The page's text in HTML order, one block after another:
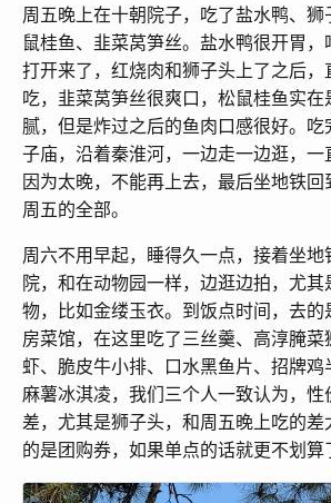
周五晚上在十朝院子，吃了盐水鸭、狮
鼠桂鱼、韭菜莴笋丝。盐水鸭很开胃，
打开来了，红烧肉和狮子头上了之后，
吃，韭菜莴笋丝很爽口，松鼠桂鱼实
腻，但是炸过之后的鱼肉口感很好。吃
子庙，沿着秦淮河，一边走一边逛，一
因为太晚，不能再上去，最后坐地铁回
周五的全部。
周六不用早起，睡得久一点，接着坐地
院，和在动物园一样，边逛边拍，尤
物，比如金缕玉衣。到饭点时间，去的
房菜馆，在这里吃了三丝羹、高淳腌菜
虾、脆皮牛小排、口水黑鱼片、招牌鸡
麻薯冰淇凌，我们三个人一致认为，性
差，尤其是狮子头，和周五晚上吃的差
的是团购券，如果单点的话就更不划算